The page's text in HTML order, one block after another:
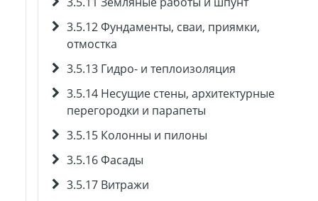
3.5.12 Фундаменты, сваи, приямки,
отмостка
3.5.13 Гидро- и теплоизоляция
3.5.14 Несущие стены, архитектурные
перегородки и парапеты
3.5.15 Колонны и пилоны
3.5.16 Фасады
3.5.17 Витражи